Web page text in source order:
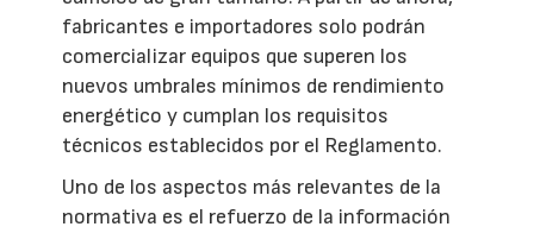
fabricantes e importadores solo podrán
comercializar equipos que superen los
nuevos umbrales mínimos de rendimiento
energético y cumplan los requisitos
técnicos establecidos por el Reglamento.
Uno de los aspectos más relevantes de la
normativa es el refuerzo de la información